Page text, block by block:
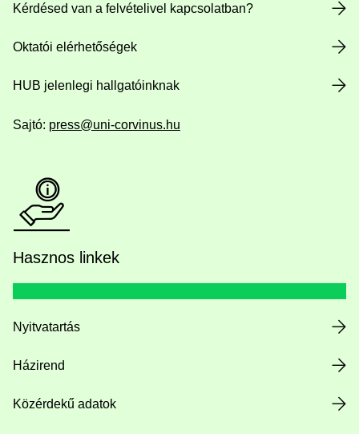
Kérdésed van a felvételivel kapcsolatban?
Oktatói elérhetőségek
HUB jelenlegi hallgatóinknak
Sajtó: press@uni-corvinus.hu
Hasznos linkek
Nyitvatartás
Házirend
Közérdekű adatok